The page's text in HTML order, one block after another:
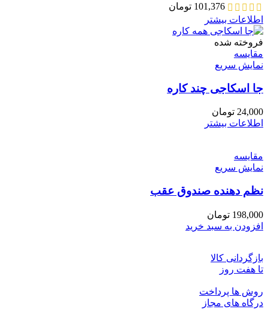
101,376 تومان
اطلاعات بیشتر
فروخته شده
مقايسه
نمایش سریع
جا اسکاجی چند کاره
24,000 تومان
اطلاعات بیشتر
مقايسه
نمایش سریع
نظم دهنده صندوق عقب
198,000 تومان
افزودن به سبد خرید
بازگردانی کالا
تا هفت روز
روش ها پرداخت
درگاه های مجاز